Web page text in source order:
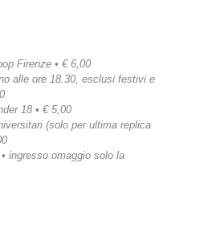
Firenze • € 6,00
alle ore 18.30, esclusi festivi e
18 • € 5,00
(solo per ultima replica
ingresso omaggio solo la